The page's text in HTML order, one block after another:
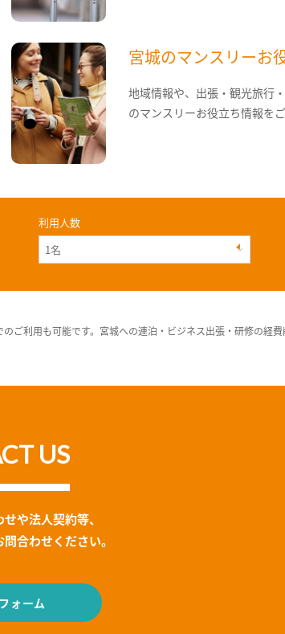
宮城のマンスリーお
地域情報や、出張・観光旅行
のマンスリーお役立ち情報をご
利用人数
ご利用も可能です。宮城への連泊・ビジネス出張・研修の経
US
や法人契約等、
合わせください。
ォーム